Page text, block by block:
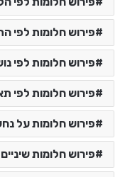
פירוש חלומות לפי
פירוש חלומות לפי
פירוש חלומות לפי
פירוש חלומות על
פירוש חלומות שיניים